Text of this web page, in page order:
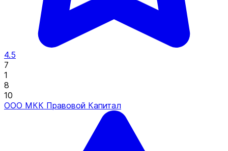
4.5
7
1
8
10
ООО МКК Правовой Капитал